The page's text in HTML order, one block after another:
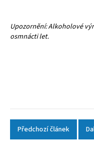
Upozornění: Alkoholové
osmnácti let.
Předchozí článek